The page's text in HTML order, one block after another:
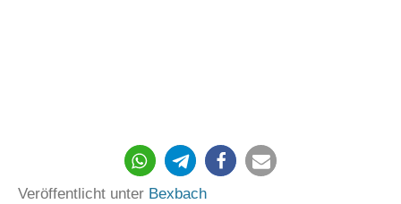
238
Veröffentlicht unter Bexbach